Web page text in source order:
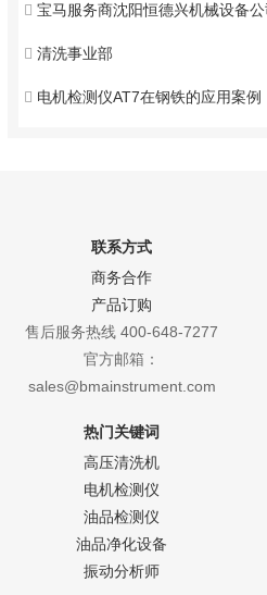
宝马服务商沈阳恒德兴机械设备
清洗事业部
电机检测仪AT7在钢铁的应用案例
联系方式
商务合作
产品订购
售后服务热线 400-648-7277
官方邮箱：
sales@bmainstrument.com
热门关键词
高压清洗机
电机检测仪
油品检测仪
油品净化设备
振动分析师